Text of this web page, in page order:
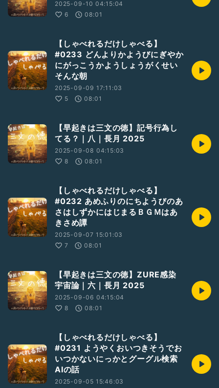
2025-09-10 04:15:04
6
08:01
【しゃべれるだけしゃべる】
#0233 どんよりかようびにぎやか
にがっこうかようしょうがくせい
そんな朝
2025-09-09 17:11:03
5
08:01
【早起きは三文の徳】記号行為し
てる？｜八｜長月 2025
2025-09-08 04:15:03
8
08:01
【しゃべれるだけしゃべる】
#0232 あめふりのにちようびのあ
さはしずかにはじまるＢＧＭはあ
きさめ譚
2025-09-07 15:01:03
7
08:01
【早起きは三文の徳】ZURE感染
宇宙論｜六｜長月 2025
2025-09-06 04:15:04
8
08:01
【しゃべれるだけしゃべる】
#0231 ようやくおいつきそうでお
いつかないにっかとグーグル検索
AIの話
2025-09-05 15:46:03